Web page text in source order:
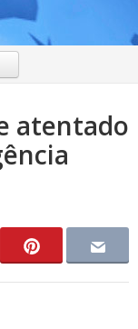
atentado